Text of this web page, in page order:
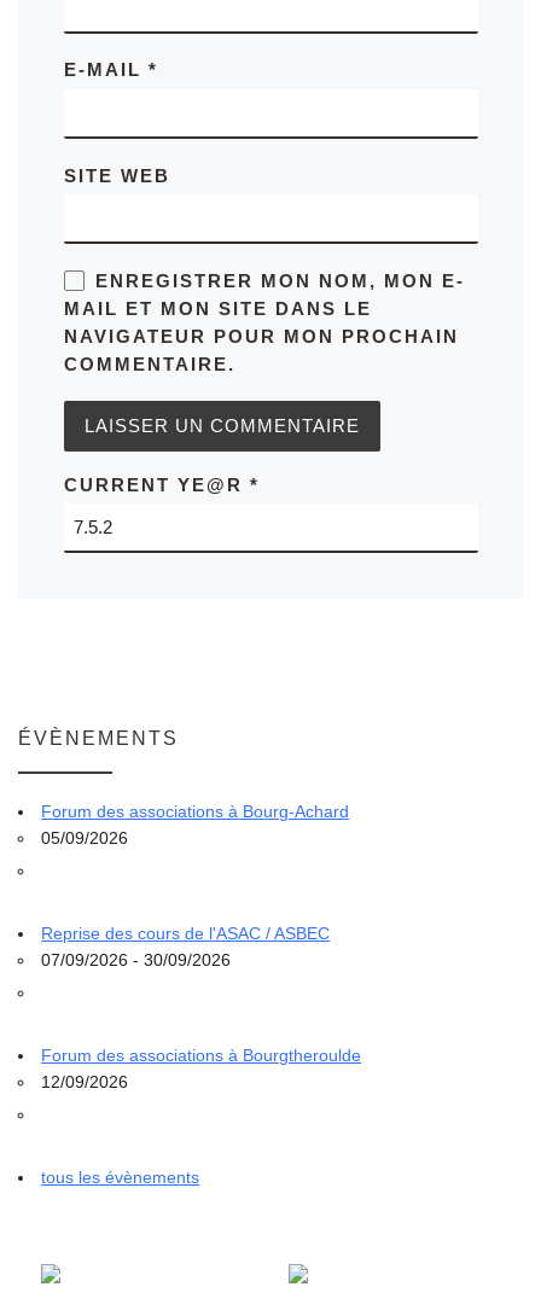
E-MAIL *
SITE WEB
ENREGISTRER MON NOM, MON E-
MAIL ET MON SITE DANS LE
NAVIGATEUR POUR MON PROCHAIN
COMMENTAIRE.
CURRENT YE@R *
ÉVÈNEMENTS
Forum des associations à Bourg-Achard
05/09/2026
Reprise des cours de l'ASAC / ASBEC
07/09/2026 - 30/09/2026
Forum des associations à Bourgtheroulde
12/09/2026
tous les évènements